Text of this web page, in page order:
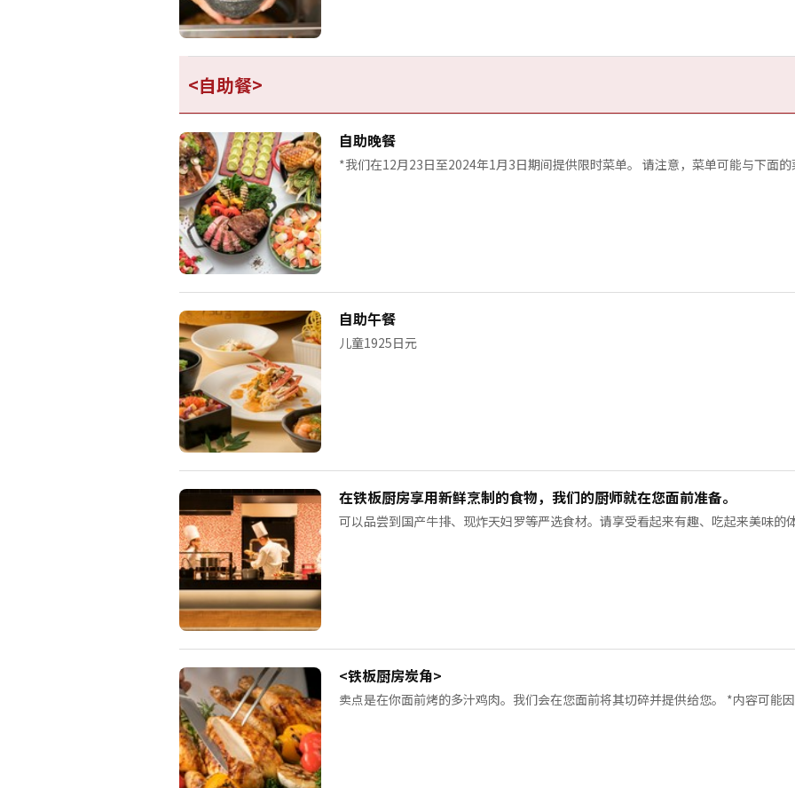
<自助餐>
自助晚餐
*我们在12月23日至2024年1月3日期间提供限时菜单。 请注意，菜单可能与下面
自助午餐
儿童1925日元
在铁板厨房享用新鲜烹制的食物，我们的厨师就在您面前准备。
可以品尝到国产牛排、现炸天妇罗等严选食材。请享受看起来有趣、吃起来美味的
<铁板厨房炭角>
卖点是在你面前烤的多汁鸡肉。我们会在您面前将其切碎并提供给您。 *内容可能